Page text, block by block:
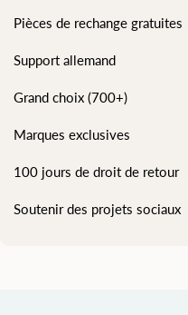
Pièces de rechange gratuites
Support allemand
Grand choix (700+)
Marques exclusives
100 jours de droit de retour
Soutenir des projets sociaux